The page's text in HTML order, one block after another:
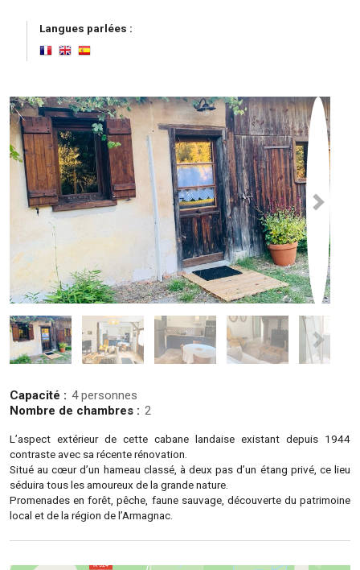
Langues parlées :
Capacité : 4 personnes
Nombre de chambres : 2
L’aspect extérieur de cette cabane landaise existant depuis 1944
contraste avec sa récente rénovation.
Situé au cœur d’un hameau classé, à deux pas d’un étang privé, ce lieu
séduira tous les amoureux de la grande nature.
Promenades en forêt, pêche, faune sauvage, découverte du patrimoine
local et de la région de l’Armagnac.